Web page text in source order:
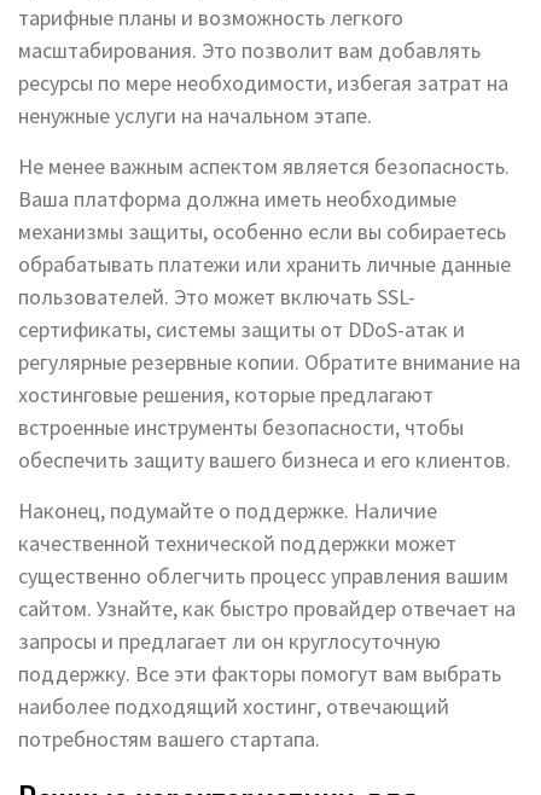
тарифные планы и возможность легкого
масштабирования. Это позволит вам добавлять
ресурсы по мере необходимости, избегая затрат на
ненужные услуги на начальном этапе.
Не менее важным аспектом является безопасность.
Ваша платформа должна иметь необходимые
механизмы защиты, особенно если вы собираетесь
обрабатывать платежи или хранить личные данные
пользователей. Это может включать SSL-
сертификаты, системы защиты от DDoS-атак и
регулярные резервные копии. Обратите внимание на
хостинговые решения, которые предлагают
встроенные инструменты безопасности, чтобы
обеспечить защиту вашего бизнеса и его клиентов.
Наконец, подумайте о поддержке. Наличие
качественной технической поддержки может
существенно облегчить процесс управления вашим
сайтом. Узнайте, как быстро провайдер отвечает на
запросы и предлагает ли он круглосуточную
поддержку. Все эти факторы помогут вам выбрать
наиболее подходящий хостинг, отвечающий
потребностям вашего стартапа.